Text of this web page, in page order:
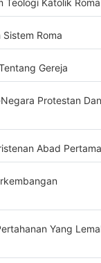
Roma
Gereja
Protestan Dan
Abad Pertama
Yang